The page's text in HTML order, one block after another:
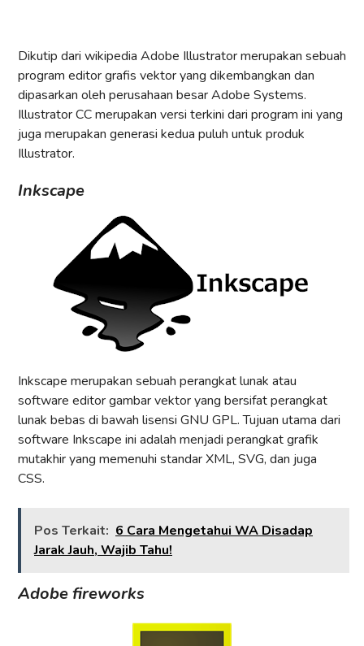
Dikutip dari wikipedia Adobe Illustrator merupakan sebuah
program editor grafis vektor yang dikembangkan dan
dipasarkan oleh perusahaan besar Adobe Systems.
Illustrator CC merupakan versi terkini dari program ini yang
juga merupakan generasi kedua puluh untuk produk
Illustrator.
Inkscape
Inkscape merupakan sebuah perangkat lunak atau
software editor gambar vektor yang bersifat perangkat
lunak bebas di bawah lisensi GNU GPL. Tujuan utama dari
software Inkscape ini adalah menjadi perangkat grafik
mutakhir yang memenuhi standar XML, SVG, dan juga
CSS.
Pos Terkait: 6 Cara Mengetahui WA Disadap
Jarak Jauh, Wajib Tahu!
Adobe fireworks